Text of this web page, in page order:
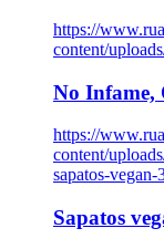
https://
content/
No Infame,
https://
content/
sapatos-
Sapatos